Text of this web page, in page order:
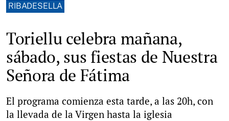
RIBADESELLA
Toriellu celebra mañana,
sábado, sus fiestas de Nuestra
Señora de Fátima
El programa comienza esta tarde, a las 20h, con
la llevada de la Virgen hasta la iglesia